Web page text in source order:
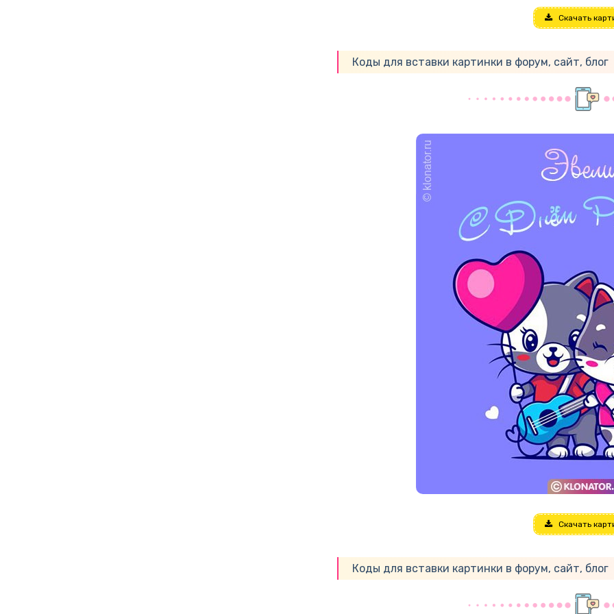
Скачать
Коды для вставки картинки в форум, сайт, блог
Скачать
Коды для вставки картинки в форум, сайт, блог